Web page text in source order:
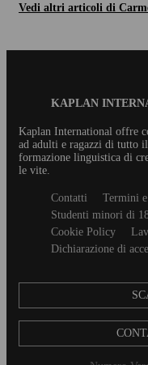
Vedi altri articoli di
KAPLAN
Kaplan International offre
ad adulti e ragazzi di tutto
formazione linguistica di
le vite.
Secondary
Contatti
Termini
Studenti minori di
Cookie Policy
Dichiarazione di